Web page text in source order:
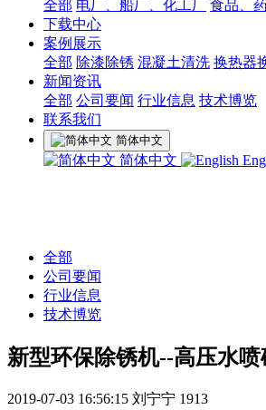
全部 电厂、船厂、化工厂 食品、
下载中心
案例展示
全部 除漆除锈 混凝土清洗 换热器
新闻资讯
全部 公司要闻 行业信息 技术博览
联系我们
简体中文
简体中文
全部
公司要闻
行业信息
技术博览
新型环保除锈机--高压水
2019-07-03 16:56:15 刘宁宁 1913